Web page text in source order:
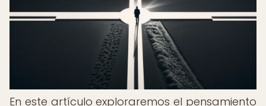
En este artículo exploraremos el pensamiento